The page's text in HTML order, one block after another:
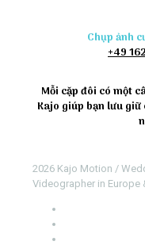
Chụp ảnh
+49
Mỗi cặp đôi có một
Kajo giúp bạn lưu
2026 Kajo Motion /
Videographer in Europe